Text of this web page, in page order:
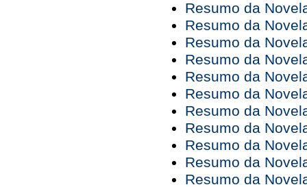
Resumo da
Resumo da
Resumo da
Resumo da
Resumo da
Resumo da
Resumo da
Resumo da
Resumo da
Resumo da
Resumo da